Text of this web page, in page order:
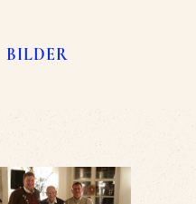
BILDER